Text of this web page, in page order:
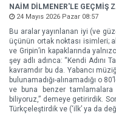
NAİM DİLMENER'LE GEÇMİŞ
24 Mayıs 2026 Pazar 08:57
Bu aralar yayınlanan iyi (ve
üçünün ortak noktası isimleri;
ve Gripin’in kapaklarında
şey adlı adınca: “Kendi Adını
kavramdır bu da. Yabancı
bulunamadığı-alınamadığı o
ve buna benzer tamlamalara
biliyoruz,” demeye getirirdik.
Türkçeleştirdik ve (‘ilk’ ya da